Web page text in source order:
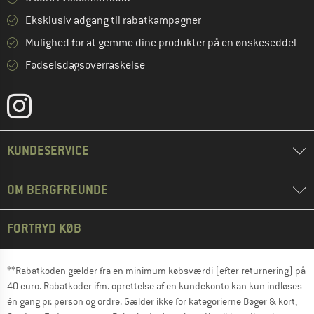
Eksklusiv adgang til rabatkampagner
Mulighed for at gemme dine produkter på en ønskeseddel
Fødselsdagsoverraskelse
KUNDESERVICE
OM BERGFREUNDE
FORTRYD KØB
**Rabatkoden gælder fra en minimum købsværdi (efter returnering) på
40 euro. Rabatkoder ifm. oprettelse af en kundekonto kan kun indløses
én gang pr. person og ordre. Gælder ikke for kategorierne Bøger & kort,